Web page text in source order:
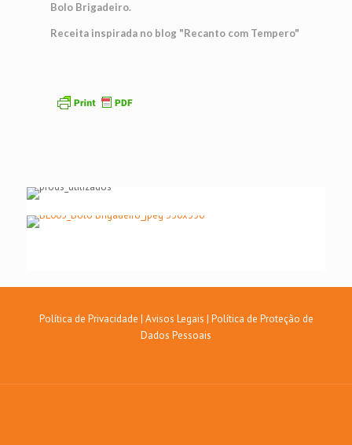
Bolo Brigadeiro.
Receita inspirada no blog "Recanto com Tempero"
Política de Privacidade | Avisos Legais | Política de Proteção de
Dados Pessoais